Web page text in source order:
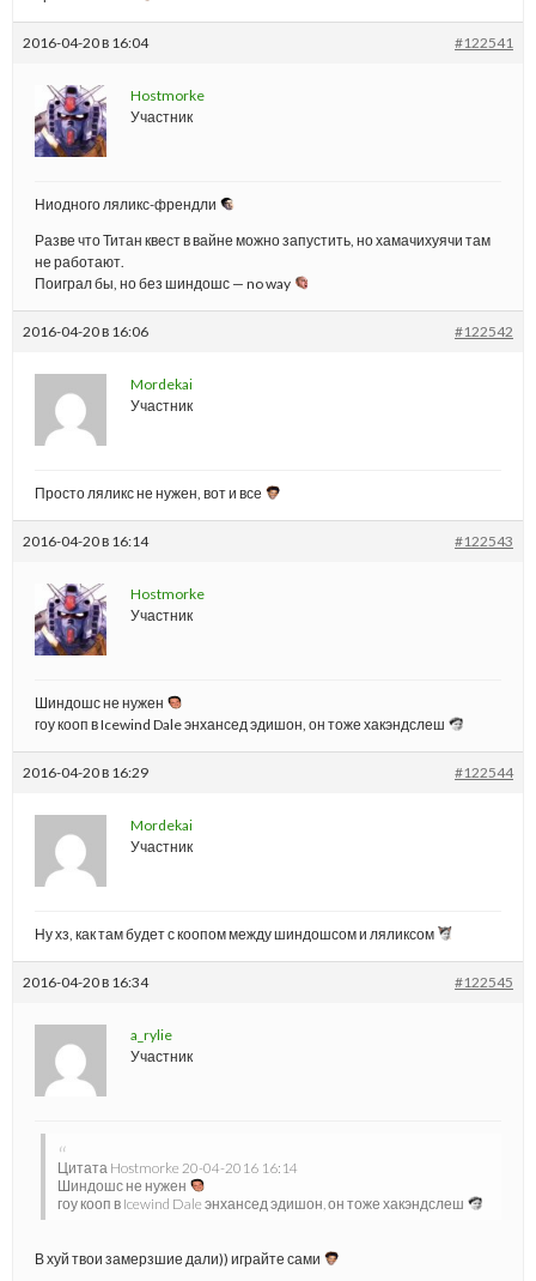
2016-04-20 в 16:04 #122541
Hostmorke
Участник
Ниодного ляликс-френдли
Разве что Титан квест в вайне можно запустить, но хамачихуячи там
не работают.
Поиграл бы, но без шиндошс — no way
2016-04-20 в 16:06 #122542
Mordekai
Участник
Просто ляликс не нужен, вот и все
2016-04-20 в 16:14 #122543
Hostmorke
Участник
Шиндошс не нужен
гоу кооп в Icewind Dale энхансед эдишон, он тоже хакэндслеш
2016-04-20 в 16:29 #122544
Mordekai
Участник
Ну хз, как там будет с коопом между шиндошсом и ляликсом
2016-04-20 в 16:34 #122545
a_rylie
Участник
Цитата Hostmorke 20-04-2016 16:14
Шиндошс не нужен
гоу кооп в Icewind Dale энхансед эдишон, он тоже хакэндслеш
В хуй твои замерзшие дали)) играйте сами